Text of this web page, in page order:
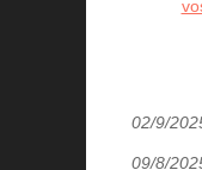
02/9/
09/8/